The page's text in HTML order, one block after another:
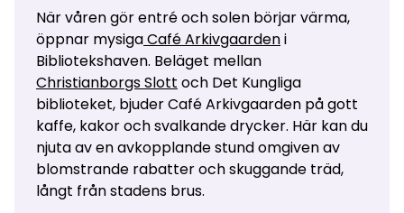
När våren gör entré och solen börjar värma,
öppnar mysigaCafé Arkivgaardeni
Bibliotekshaven. Beläget mellan
Christianborgs Slott och Det Kungliga
biblioteket, bjuder Café Arkivgaarden på gott
kaffe, kakor och svalkande drycker. Här kan du
njuta av en avkopplande stund omgiven av
blomstrande rabatter och skuggande träd,
långt från stadens brus.